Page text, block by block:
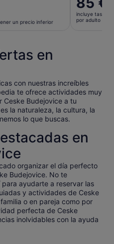
un precio inferior
precio
es
incluye tasas e
por adulto
en
con nuestras increíbles
te ofrece actividades muy
Ceske Budejovice a tu
la naturaleza, la cultura, la
lo que buscas.
en
organizar el día perfecto
Budejovice. No te
ayudarte a reservar las
y actividades de Ceske
o en pareja como por
perfecta de Ceske
inolvidables con la ayuda